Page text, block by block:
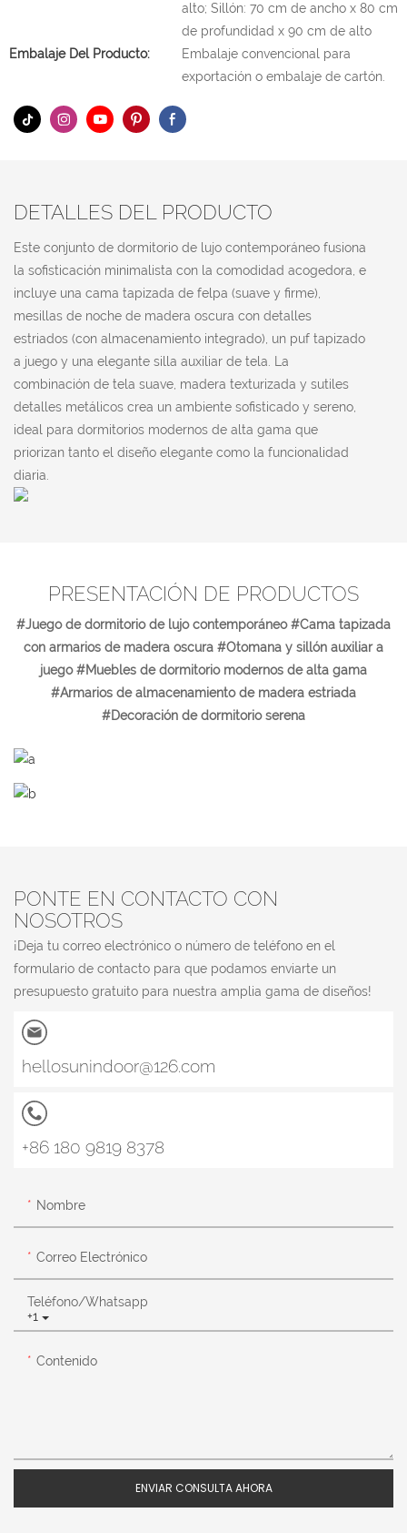
alto; Sillón: 70 cm de ancho x 80 cm
de profundidad x 90 cm de alto
Embalaje Del Producto:
Embalaje convencional para
exportación o embalaje de cartón.
DETALLES DEL PRODUCTO
Este conjunto de dormitorio de lujo contemporáneo fusiona
la sofisticación minimalista con la comodidad acogedora, e
incluye una cama tapizada de felpa (suave y firme),
mesillas de noche de madera oscura con detalles
estriados (con almacenamiento integrado), un puf tapizado
a juego y una elegante silla auxiliar de tela. La
combinación de tela suave, madera texturizada y sutiles
detalles metálicos crea un ambiente sofisticado y sereno,
ideal para dormitorios modernos de alta gama que
priorizan tanto el diseño elegante como la funcionalidad
diaria.
PRESENTACIÓN DE PRODUCTOS
#Juego de dormitorio de lujo contemporáneo #Cama tapizada
con armarios de madera oscura #Otomana y sillón auxiliar a
juego #Muebles de dormitorio modernos de alta gama
#Armarios de almacenamiento de madera estriada
#Decoración de dormitorio serena
PONTE EN CONTACTO CON
NOSOTROS
¡Deja tu correo electrónico o número de teléfono en el
formulario de contacto para que podamos enviarte un
presupuesto gratuito para nuestra amplia gama de diseños!
hellosunindoor@126.com
+86 180 9819 8378
Nombre
Correo Electrónico
+1
Teléfono/whatsapp
Contenido
ENVIAR CONSULTA AHORA